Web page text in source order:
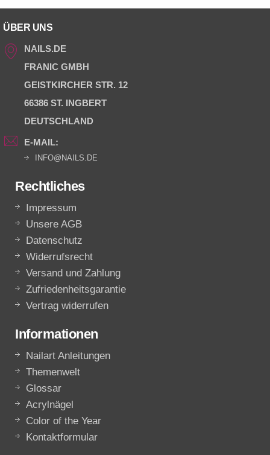
ÜBER UNS
NAILS.DE
FRANIC GMBH
GEISTKIRCHER STR. 12
66386 ST. INGBERT
DEUTSCHLAND
E-MAIL:
INFO@NAILS.DE
Rechtliches
Impressum
Unsere AGB
Datenschutz
Widerrufsrecht
Versand und Zahlung
Zufriedenheitsgarantie
Vertrag widerrufen
Informationen
Nailart Anleitungen
Themenwelt
Glossar
Acrylnägel
Color of the Year
Kontaktformular